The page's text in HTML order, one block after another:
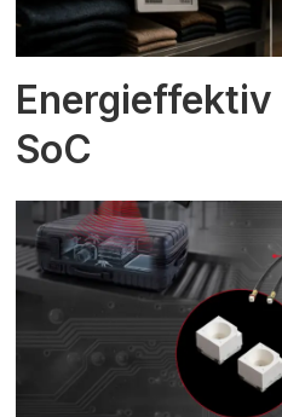
Energieffektiv
SoC